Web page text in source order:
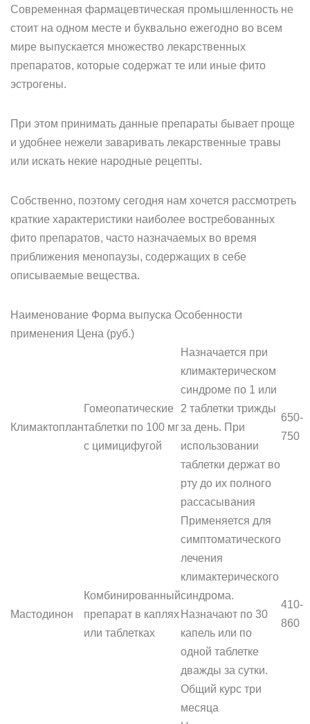
Современная фармацевтическая промышленность не
стоит на одном месте и буквально ежегодно во всем
мире выпускается множество лекарственных
препаратов, которые содержат те или иные фито
эстрогены.
При этом принимать данные препараты бывает проще
и удобнее нежели заваривать лекарственные травы
или искать некие народные рецепты.
Собственно, поэтому сегодня нам хочется рассмотреть
краткие характеристики наиболее востребованных
фито препаратов, часто назначаемых во время
приближения менопаузы, содержащих в себе
описываемые вещества.
Наименование Форма выпуска Особенности
применения Цена (руб.)
Климактоплан
Гомеопатические
таблетки по 100 мг
с цимицифугой
Назначается при
климактерическом
синдроме по 1 или
2 таблетки трижды
за день. При
использовании
таблетки держат во
рту до их полного
рассасывания
650-
750
Мастодинон
Комбинированный
препарат в каплях
или таблетках
Применяется для
симптоматического
лечения
климактерического
синдрома.
Назначают по 30
капель или по
одной таблетке
дважды за сутки.
Общий курс три
месяца
410-
860